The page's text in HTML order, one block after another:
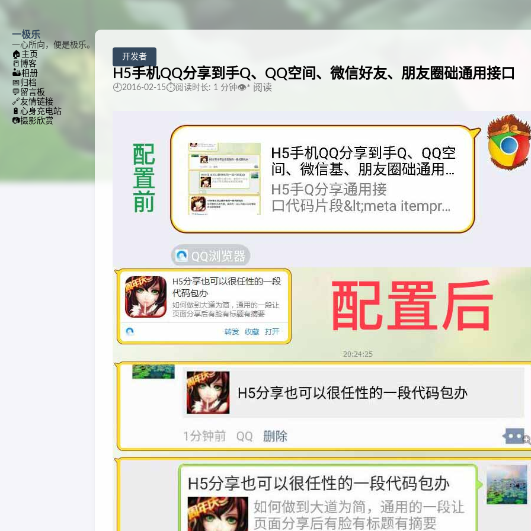
一极乐
一心所向，便是极乐。
🏠 主页
📒 博客
🏜️相册
📅 归档
💬留言板
🔗友情链接
🔋 心身充电站
📷摄影欣赏
开发者
H5手机QQ分享到手Q、QQ空间、微信好友、朋友圈础通用接口
🕘2016-02-15⏱️阅读时长: 1 分钟👁️* 阅读